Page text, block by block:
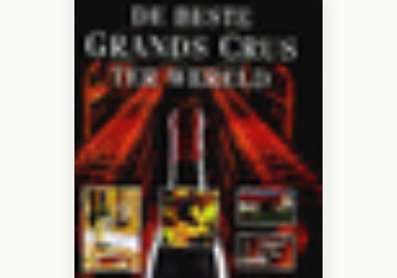
Alcohol-free
Random drink
Add your own cocktail or smoothie here.